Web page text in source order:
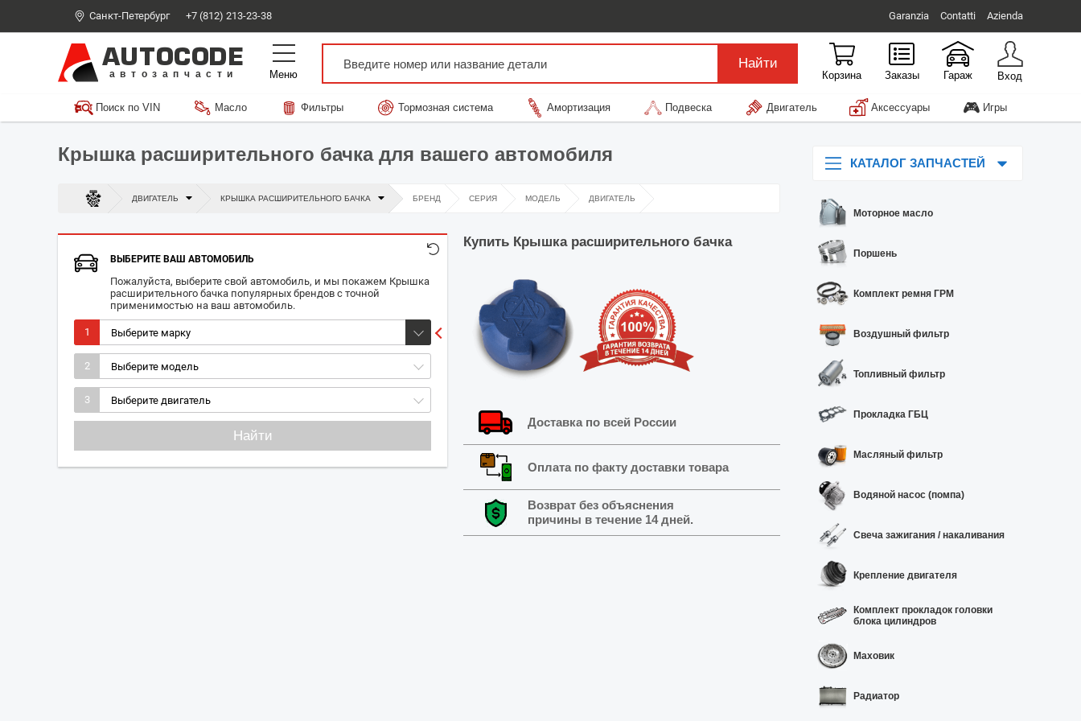
Санкт-Петербург +7 (812) 213-23-38 Garanzia Contatti Azienda
AUTOCODE
автозапчасти Меню
Найти
Корзина Заказы Гараж Вход
Поиск по VIN Масло Фильтры Тормозная система Амортизация Подвеска Двигатель Аксессуары 🎮 Игры
Крышка расширительного бачка для вашего автомобиля
ДВИГАТЕЛЬ КРЫШКА РАСШИРИТЕЛЬНОГО БАЧКА БРЕНД СЕРИЯ МОДЕЛЬ ДВИГАТЕЛЬ
ВЫБЕРИТЕ ВАШ АВТОМОБИЛЬ
Пожалуйста, выберите свой автомобиль, и мы покажем Крышка
расширительного бачка популярных брендов с точной
применимостью на ваш автомобиль.
1
2
3
Найти
Купить Крышка расширительного бачка
Доставка по всей России
Оплата по факту доставки товара
Возврат без объяснения
причины в течение 14 дней.
КАТАЛОГ ЗАПЧАСТЕЙ
Моторное масло
Поршень
Комплект ремня ГРМ
Воздушный фильтр
Топливный фильтр
Прокладка ГБЦ
Масляный фильтр
Водяной насос (помпа)
Свеча зажигания / накаливания
Крепление двигателя
Комплект прокладок головки
блока цилиндров
Маховик
Радиатор